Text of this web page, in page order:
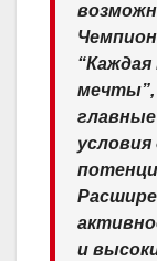
“Каждая
и